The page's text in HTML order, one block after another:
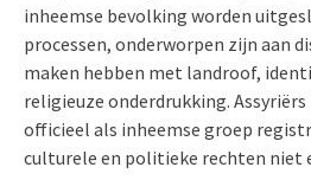
inheemse bevolking worden
processen, onderworpen zijn aan
maken hebben met landroof,
religieuze onderdrukking.
officieel als inheemse groep
culturele en politieke rechten niet